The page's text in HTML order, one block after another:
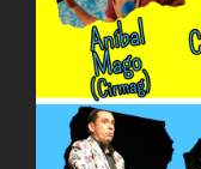
del